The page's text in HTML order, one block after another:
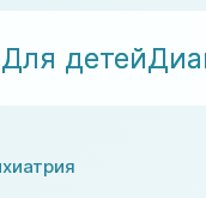
Для детей